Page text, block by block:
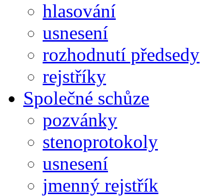
hlasování
usnesení
rozhodnutí předsedy
rejstříky
Společné schůze
pozvánky
stenoprotokoly
usnesení
jmenný rejstřík